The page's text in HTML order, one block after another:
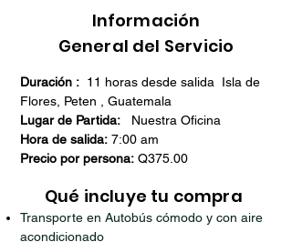
Información
General del Servicio
Duración : 11 horas desde salida Isla de
Flores, Peten , Guatemala
Lugar de Partida: Nuestra Oficina
Hora de salida: 7:00 am
Precio por persona: Q375.00
Qué incluye tu compra
Transporte en Autobús cómodo y con aire
acondicionado